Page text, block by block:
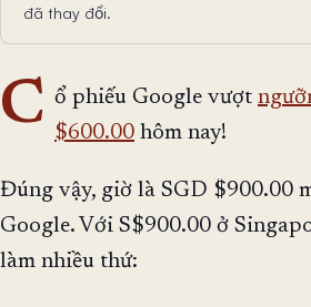
đã thay đổi.
C ổ phiếu Google vượt
$600.00 hôm nay!
Đúng vậy, giờ là SGD $900.00
Google. Với S$900.00 ở
làm nhiều thứ: